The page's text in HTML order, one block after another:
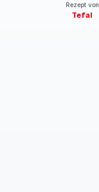
Rezept von
Tefal